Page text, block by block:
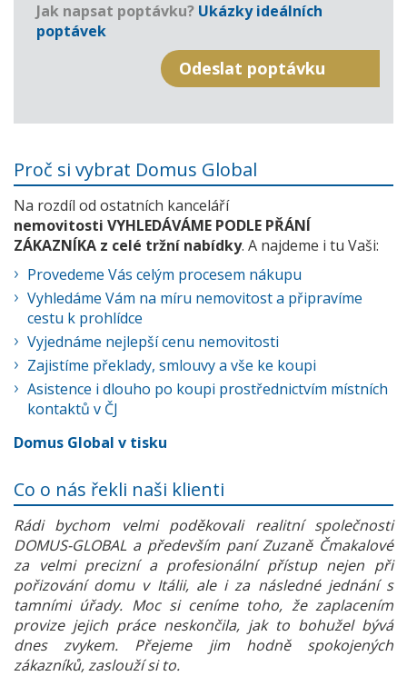
Jak napsat poptávku? Ukázky ideálních
poptávek
Proč si vybrat Domus Global
Na rozdíl od ostatních kanceláří
nemovitosti VYHLEDÁVÁME PODLE PŘÁNÍ
ZÁKAZNÍKA z celé tržní nabídky. A najdeme i tu Vaši:
Provedeme Vás celým procesem nákupu
Vyhledáme Vám na míru nemovitost a připravíme
cestu k prohlídce
Vyjednáme nejlepší cenu nemovitosti
Zajistíme překlady, smlouvy a vše ke koupi
Asistence i dlouho po koupi prostřednictvím místních
kontaktů v ČJ
Domus Global v tisku
Co o nás řekli naši klienti
Rádi bychom velmi poděkovali realitní společnosti
DOMUS-GLOBAL a především paní Zuzaně Čmakalové
za velmi precizní a profesionální přístup nejen při
pořizování domu v Itálii, ale i za následné jednání s
tamními úřady. Moc si ceníme toho, že zaplacením
provize jejich práce neskončila, jak to bohužel bývá
dnes zvykem. Přejeme jim hodně spokojených
zákazníků, zaslouží si to.